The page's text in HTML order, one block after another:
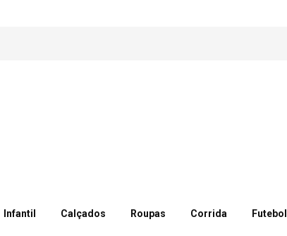
Infantil Calçados Roupas Corrida Futebol